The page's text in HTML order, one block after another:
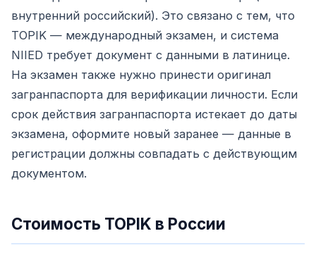
внутренний российский). Это связано с тем, что
TOPIK — международный экзамен, и система
NIIED требует документ с данными в латинице.
На экзамен также нужно принести оригинал
загранпаспорта для верификации личности. Если
срок действия загранпаспорта истекает до даты
экзамена, оформите новый заранее — данные в
регистрации должны совпадать с действующим
документом.
Стоимость TOPIK в России